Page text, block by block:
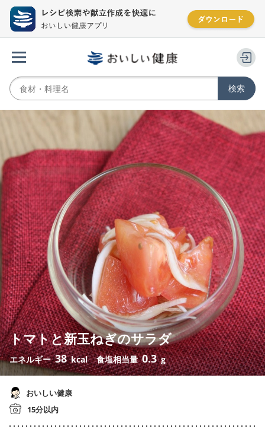
トマトと新玉ねぎのサラダ
エネルギー38 kcal 食塩相当量0.3 g
おいしい健康
15分以内